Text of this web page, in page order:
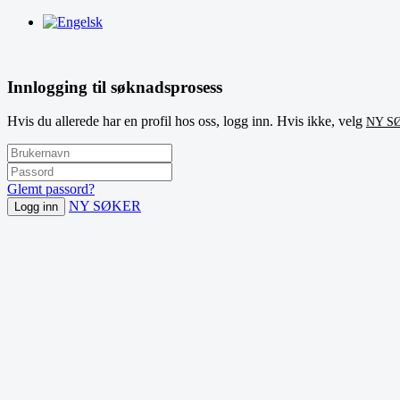
Innlogging til søknadsprosess
Hvis du allerede har en profil hos oss, logg inn. Hvis ikke, velg NY
Glemt passord?
Logg inn NY SØKER